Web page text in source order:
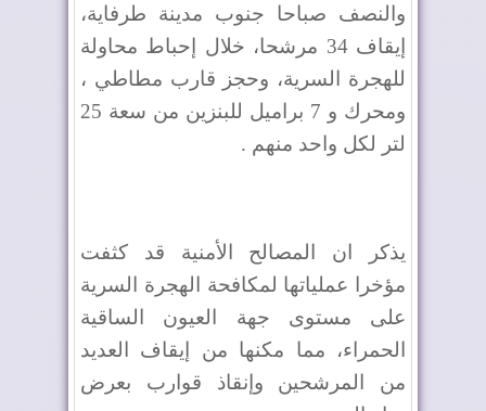
والنصف صباحا جنوب مدينة طرفاية،
إيقاف 34 مرشحا، خلال إحباط محاولة
للهجرة السرية، وحجز قارب مطاطي ،
ومحرك و 7 براميل للبنزين من سعة 25
لتر لكل واحد منهم .
يذكر ان المصالح الأمنية قد كثفت
مؤخرا عملياتها لمكافحة الهجرة السرية
على مستوى جهة العيون الساقية
الحمراء، مما مكنها من إيقاف العديد
من المرشحين وإنقاذ قوارب بعرض